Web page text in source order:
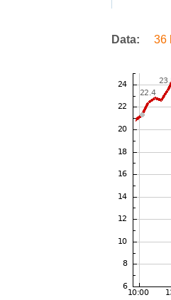
Data: 36